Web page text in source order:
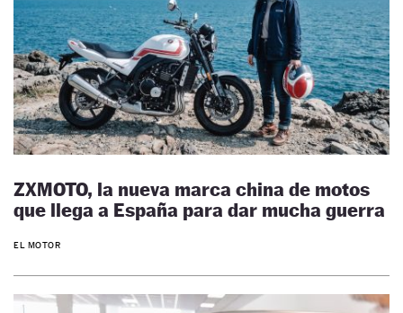
ZXMOTO, la nueva marca china de motos
que llega a España para dar mucha guerra
EL MOTOR